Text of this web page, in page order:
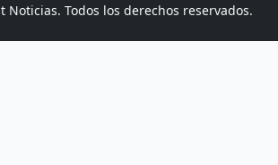
Noticias. Todos los derechos reservados.